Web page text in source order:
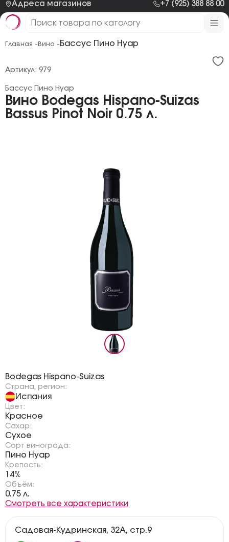
Адреса магазинов +7 (925) 388 88 00
Главная - Вино - Бассус Пино Нуар
Вино Bodegas Hispano-Suizas
Bassus Pinot Noir 0.75 л.
Бассус Пино Нуар
Артикул: 979
Bodegas Hispano-Suizas
Страна, регион:
Испания
Цвет:
Красное
Сахар:
Сухое
Сорт винограда:
Пино Нуар
Крепость:
14%
Объём:
0.75 л.
Смотреть все характеристики
Садовая-Кудринская, 32А, стр.9